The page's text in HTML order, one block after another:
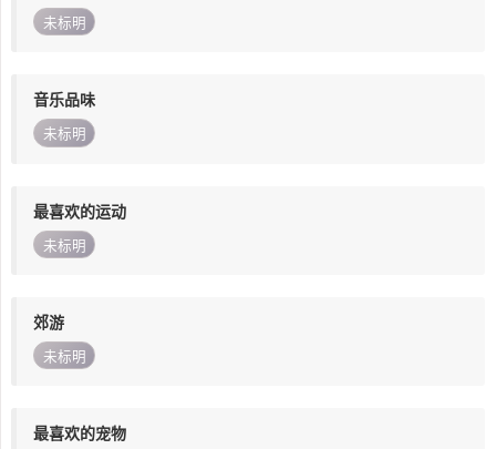
未标明
音乐品味
未标明
最喜欢的运动
未标明
郊游
未标明
最喜欢的宠物